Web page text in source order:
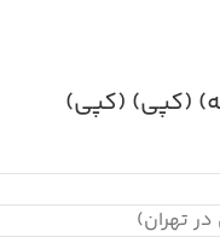
تهران)